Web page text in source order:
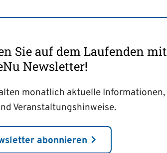
Sie auf dem Laufenden mit
Newsletter!
monatlich aktuelle Informationen,
Veranstaltungshinweise.
abonnieren